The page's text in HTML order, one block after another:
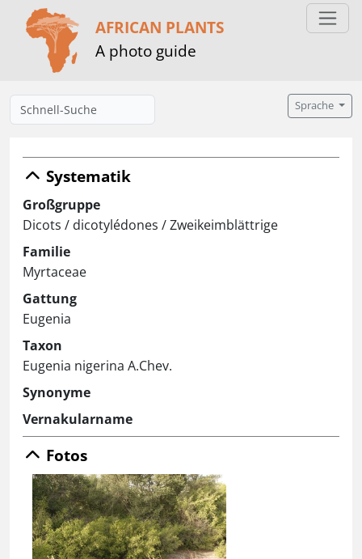
AFRICAN PLANTS
A photo guide
Sprache
Systematik
Großgruppe
Dicots / dicotylédones / Zweikeimblättrige
Familie
Myrtaceae
Gattung
Eugenia
Taxon
Eugenia nigerina A.Chev.
Synonyme
Vernakularname
Fotos